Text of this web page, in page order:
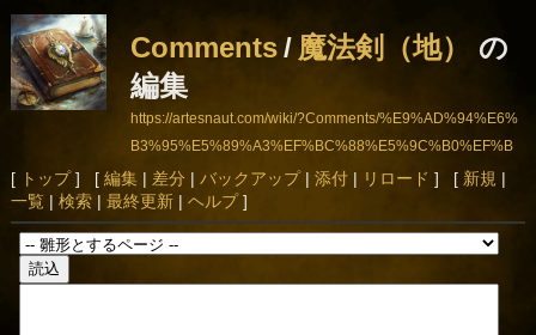
Comments/ 魔法剣（地）
の
編集
https://artesnaut.com/wiki/?Comments/%E9%AD%94%E6%
B3%95%E5%89%A3%EF%BC%88%E5%9C%B0%EF%B
C%89
[ トップ] [ 編集| 差分 | バックアップ| 添付| リロード ] [ 新規 |
一覧| 検索| 最終更新| ヘルプ]